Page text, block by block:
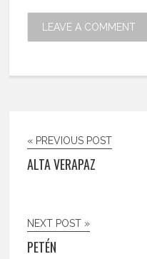
« PREVIOUS POST
ALTA VERAPAZ
NEXT POST »
PETÉN